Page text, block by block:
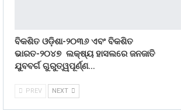
ବିକଶିତ ଓଡ଼ିଶା-୨୦୩୬ ଏବଂ ବିକଶିତ
ଭାରତ-୨୦୪୭ ଲକ୍ଷ୍ୟ ହାସଲରେ ଜନଜାତି
ଯୁବବର୍ଗ ଗୁରୁତ୍ୱପୂର୍ଣ୍ଣ…
PREV NEXT